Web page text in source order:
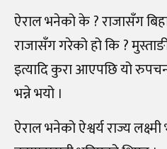
ऐराल भनेको के ? राजासँग
राजासँग गरेको हो कि ?
इत्यादि कुरा आएपछि यो
भन्ने भयो ।
ऐराल भनेको ऐश्वर्य राज्य लक्ष्मी